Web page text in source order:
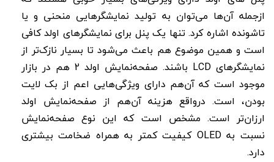
ازجمله آن‌ها می‌توان به تولید نمایشگرهایی منحنی و یا
تاشونده اشاره کرد. تنها یک پنل برای نمایشگرهای اولد کافی
است و همین موضوع هم باعث می‌شود تا بسیار نازک‌تر از
نمایشگرهای LCD باشند. صفحه‌نمایش اولد 2 هم در بازار
موجود است که آن‌هم دارای ویژگی‌هایی اعم از بک لایت
بودن، است. درواقع هزینه آن‌هم از صفحه‌نمایش اولد
ارزان‌تر است. مشخص است که این نوع صفحه‌نمایش
نسبت به OLED کیفیت کمتر به همراه ضخامت بیشتری
دارد.